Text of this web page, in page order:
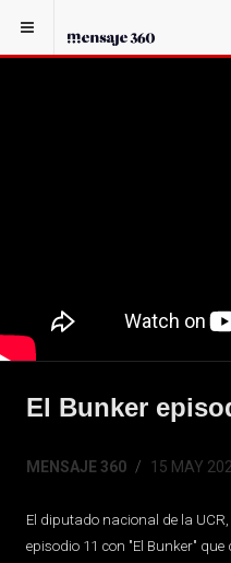
El Bunker
MENSAJE 360 15 MAY
El diputado nacional de la
episodio 11 con "El Bunker"